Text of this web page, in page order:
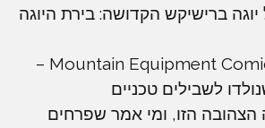
יוגה ברישיקש הקדושה: בירת היוגה
מבחן שטח: Mountain Equipment Comici –
לשבילים טכניים
הצהובה הזו, ומי אמר שפרחים